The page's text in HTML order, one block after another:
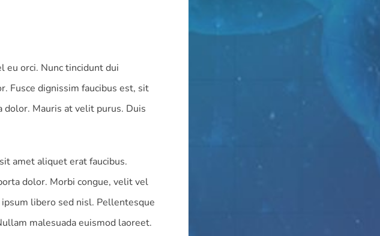
eu orci. Nunc tincidunt dui
Fusce dignissim faucibus est, sit
Mauris at velit purus. Duis
amet aliquet erat faucibus.
dolor. Morbi congue, velit vel
libero sed nisl. Pellentesque
malesuada euismod laoreet.